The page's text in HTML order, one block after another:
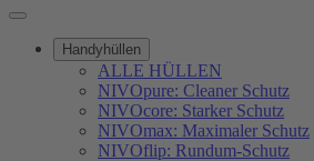
Handyhüllen
ALLE HÜLLEN
NIVOpure: Cleaner Schutz
NIVOcore: Starker Schutz
NIVOmax: Maximaler Schutz
NIVOflip: Rundum-Schutz